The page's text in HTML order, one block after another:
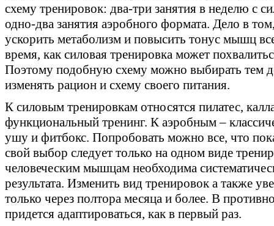
схему тренировок: два-три занятия в неделю с
одно-два занятия аэробного формата. Дело в
ускорить метаболизм и повысить тонус мышц
время, как силовая тренировка может
Поэтому подобную схему можно выбирать тем
изменять рацион и схему своего питания.
К силовым тренировкам относятся пилатес,
функциональный тренинг. К аэробным –
ушу и фитбокс. Попробовать можно все, что
свой выбор следует только на одном виде
человеческим мышцам необходима
результата. Изменить вид тренировок а также
только через полтора месяца и более. В
придется адаптироваться, как в первый раз.